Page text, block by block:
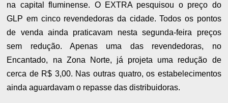
na capital fluminense. O EXTRA pesquisou o preço do
GLP em cinco revendedoras da cidade. Todos os pontos
de venda ainda praticavam nesta segunda-feira preços
sem redução. Apenas uma das revendedoras, no
Encantado, na Zona Norte, já projeta uma redução de
cerca de R$ 3,00. Nas outras quatro, os estabelecimentos
ainda aguardavam o repasse das distribuidoras.